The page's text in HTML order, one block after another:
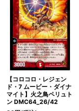
【コロコロ・レジェン
ド・7 ムービー・ダイナ
マイト】火之鳥ペリュト
ン DMC64_26/42